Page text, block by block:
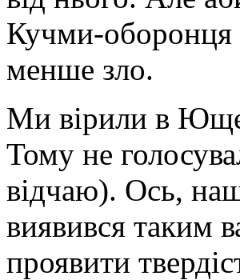
Кучми-оборонця
менше зло.
Ми вірили в
Тому не
відчаю). Ось,
виявився таким
проявити